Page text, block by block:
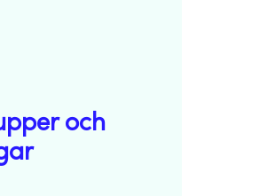
och